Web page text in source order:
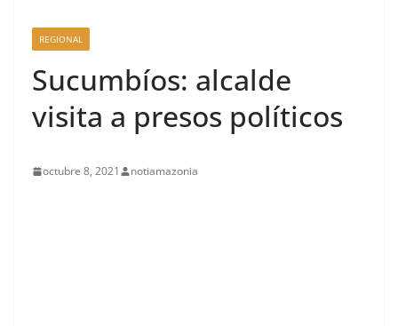
REGIONAL
Sucumbíos: alcalde
visita a presos políticos
octubre 8, 2021 notiamazonia